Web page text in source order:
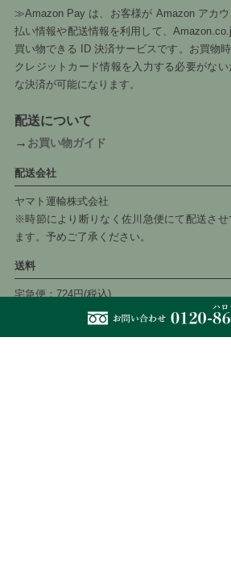
≫Amazon Pay は、お客様が Amazon アカ
払い情報や配送情報を利用して、
買い物できる ID 決済サービスです。お買物
クレジットカード情報を入力する必要がな
な決済が可能になります。
配送について
→ お買い物ガイド
配送会社
ヤマト運輸株式会社
※時節により断りなく佐川急便にて配送さ
ます。予めご了承ください。
送料
宅急便：724円(税込)
6,600円以上のご注文で送料無料
お届け日時指定